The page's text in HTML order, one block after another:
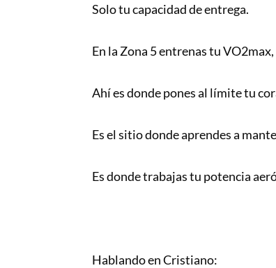
Solo tu capacidad de entrega.
En la Zona 5 entrenas tu
Ahí es donde pones al límite tu
Es el sitio donde aprendes a
Es donde trabajas tu potencia
Hablando en Cristiano: